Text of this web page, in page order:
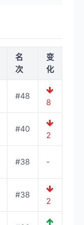
名
次
变
化
#48
8
#40
2
#38 -
#38
2